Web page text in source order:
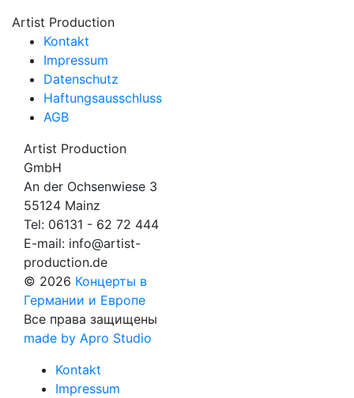
Artist Production
Kontakt
Impressum
Datenschutz
Haftungsausschluss
AGB
Artist Production
GmbH
An der Ochsenwiese 3
55124 Mainz
Tel: 06131 - 62 72 444
E-mail: info@artist-
production.de
© 2026 Концерты в
Германии и Европе
Все права защищены
made by Apro Studio
Kontakt
Impressum